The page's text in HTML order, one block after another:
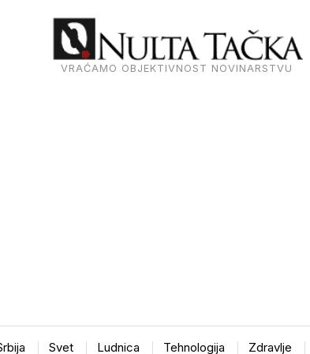
VRAĆAMO OBJEKTIVNOST NOVINARSTVU
Svet Ludnica Tehnologija Zdravlje